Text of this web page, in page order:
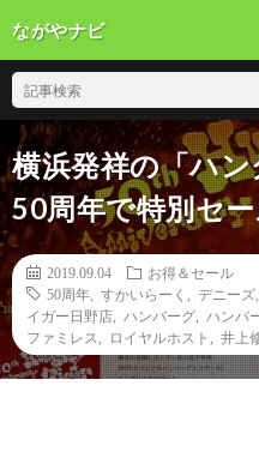
ながやナビ
横浜発祥の「ハ
50周年で特別セ
2019.09.04
お得＆セール
50周年
すかいらーく デニーズ
イガー日野店
ハンバーグ ハンバ
ファミレス
ロイヤルホスト 井上